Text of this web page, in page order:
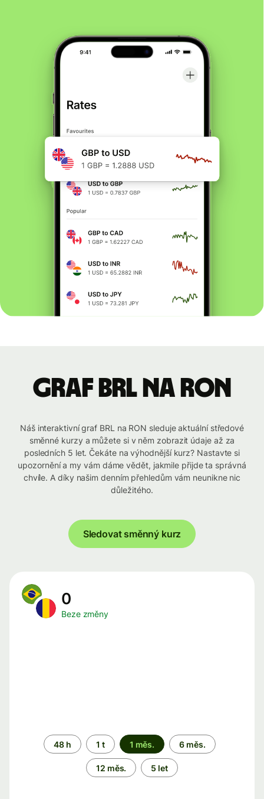
graf BRL na RON
Náš interaktivní graf BRL na RON sleduje aktuální středové
směnné kurzy a můžete si v něm zobrazit údaje až za
posledních 5 let. Čekáte na výhodnější kurz? Nastavte si
upozornění a my vám dáme vědět, jakmile přijde ta správná
chvíle. A díky našim denním přehledům vám neunikne nic
důležitého.
Sledovat směnný kurz
0
Beze změny
Časové
období
48 h 1 t 1 měs. 6 měs.
12 měs. 5 let